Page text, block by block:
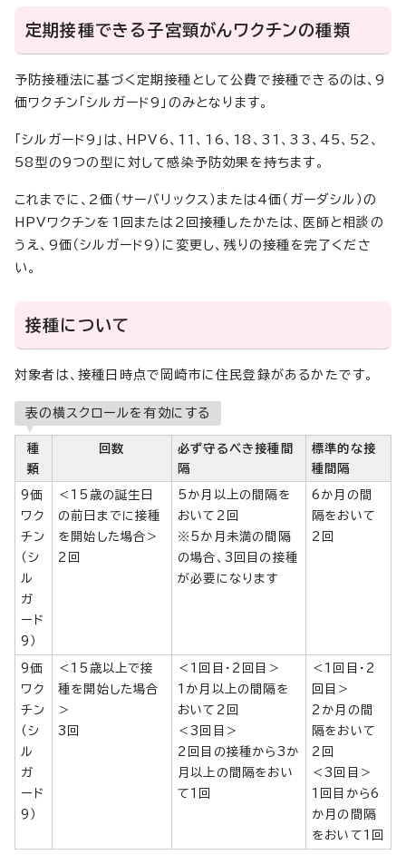
定期接種できる子宮頸がんワクチンの種類
予防接種法に基づく定期接種として公費で接種できるのは、9
価ワクチン「シルガード9」のみとなります。
「シルガード9」は、HPV6、11、16、18、31、33、45、52、
58型の9つの型に対して感染予防効果を持ちます。
これまでに、2価（サーバリックス）または4価（ガーダシル）の
HPVワクチンを1回または2回接種したかたは、医師と相談の
うえ、9価（シルガード9）に変更し、残りの接種を完了くださ
い。
接種について
対象者は、接種日時点で岡崎市に住民登録があるかたです。
表の横スクロールを有効にする
種
類
回数
必ず守るべき接種間
隔
標準的な接
種間隔
9価
ワク
チン
（シ
ル
ガ
ード
9）
＜15歳の誕生日
の前日までに接種
を開始した場合＞
2回
5か月以上の間隔を
おいて2回
※5か月未満の間隔
の場合、3回目の接種
が必要になります
6か月の間
隔をおいて
2回
9価
ワク
チン
（シ
ル
ガ
ード
9）
＜15歳以上で接
種を開始した場合
＞
3回
＜1回目・2回目＞
1か月以上の間隔を
おいて2回
＜3回目＞
2回目の接種から3か
月以上の間隔をおい
て1回
＜1回目・2
回目＞
2か月の間
隔をおいて
2回
＜3回目＞
1回目から6
か月の間隔
をおいて1回